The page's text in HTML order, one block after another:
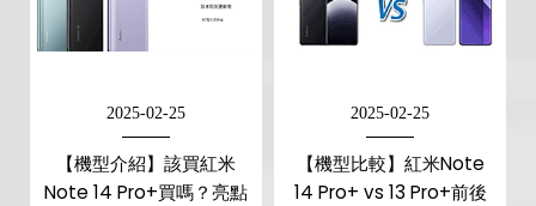
2025-02-25
【機型介紹】該買紅米
Note 14 Pro+買嗎？亮點
2025-02-25
【機型比較】紅米Note
14 Pro+ vs 13 Pro+前後